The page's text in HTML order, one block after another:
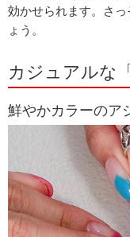
効かせられます。さ
ょう。
カジュアルな
鮮やかカラーのア